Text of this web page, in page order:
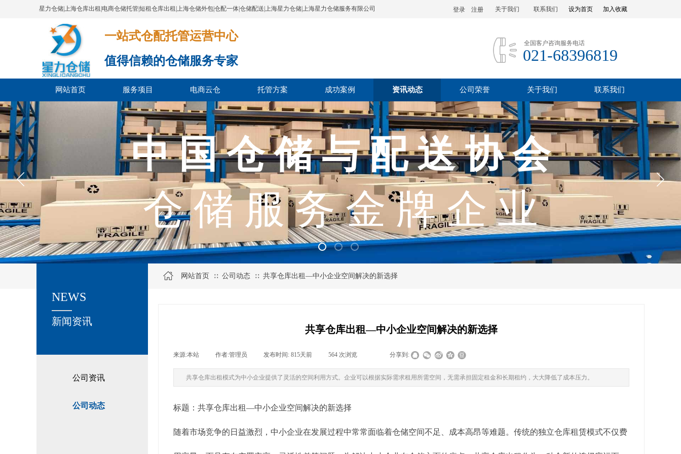
星力仓储|上海仓库出租|电商仓储托管|短租仓库出租|上海仓储外包|仓配一体|仓储配送|上海星力仓储|上海星力仓储服务有限公司 设为首页 加入收藏
登录 注册 联系我们
关于我们
一站式仓配托管运营中心​​​​​​​​​​​​​​​​​
值得信赖的仓储服务专家
全国客户咨询服务电话
021-68396819
网站首页 服务项目 电商云仓 托管方案 成功案例 资讯动态 公司荣誉 关于我们 联系我们
中 国 仓 储 与 配 送 协 会
仓 储 服 务 金 牌 企 业
公司资讯
公司动态
关于我们
新闻资讯
NEWS
网站首页 ∷ 公司动态 ∷ 共享仓库出租—中小企业空间解决的新选择
共享仓库出租—中小企业空间解决的新选择
来源:本站 作者:管理员 发布时间: 815天前 564 次浏览 分享到:
共享仓库出租模式为中小企业提供了灵活的空间利用方式。企业可以根据实际需求租用所需空间，无需承担固定租金和长期租约，大大降低了成本压力。
标题：共享仓库出租—中小企业空间解决的新选择
随着市场竞争的日益激烈，中小企业在发展过程中常常面临着仓储空间不足、成本高昂等难题。传统的独立仓库租赁模式不仅费